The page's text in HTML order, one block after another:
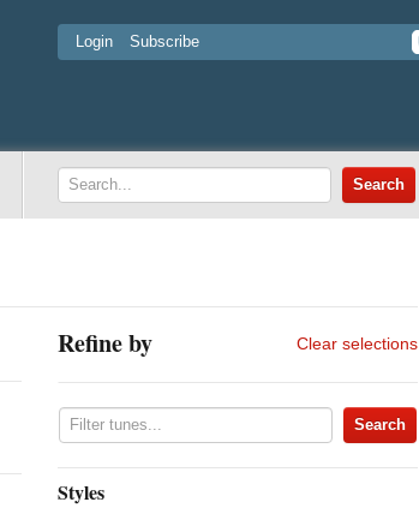
Login Subscribe
Refine by Clear selections
Styles